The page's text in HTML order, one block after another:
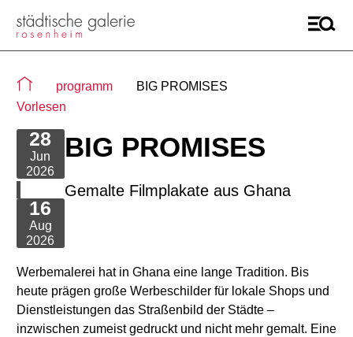
Sie befinden sich auf der Seite "Detail"
programm
BIG PROMISES
Vorlesen
28
Jun
2026
16
Aug
2026
BIG PROMISES
Gemalte Filmplakate aus Ghana
Werbemalerei hat in Ghana eine lange Tradition. Bis
heute prägen große Werbeschilder für lokale Shops und
Dienstleistungen das Straßenbild der Städte –
inzwischen zumeist gedruckt und nicht mehr gemalt. Eine